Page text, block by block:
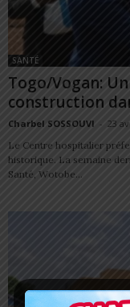
SANTÉ
Togo/Vogan:
construction
Charbel SOSSOUVI - 23
Le Centre hospitalier
historique. La semaine
Santé, Wotobe...